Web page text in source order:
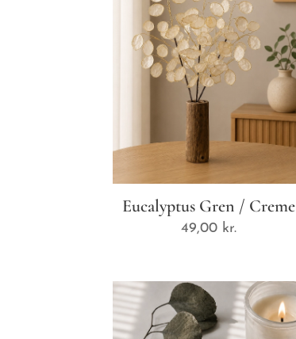
Eucalyptus Gren / Creme
49,00 kr.